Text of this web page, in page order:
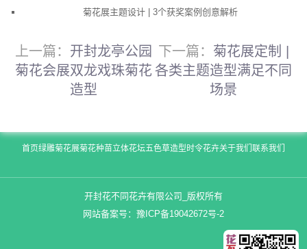
菊花展主题设计 | 3个获奖案例创意解析
上一篇： 开封龙亭公园
菊花会展双龙戏珠菊花
造型
下一篇： 菊花展定制 |
各类主题造型满足不同
场景
首页绿雕菊花展菊花种苗立体花坛五色草造型时令花卉关于我们 联系我们
开封花不同花卉有限公司_版权所有
网站备案号： 豫ICP备19042672号-2